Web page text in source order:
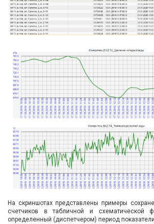
На скриншотах представлены примеры
счетчиков в табличной и схематической
определенный (диспетчером) период